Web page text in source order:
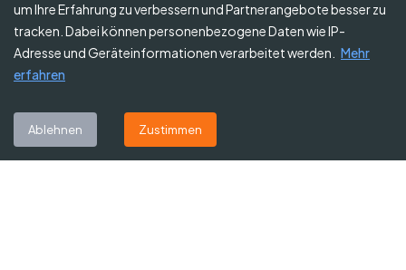
Folgen Sie uns
um Ihre Erfahrung zu verbessern und Partnerangebote besser zu
tracken. Dabei können personenbezogene Daten wie IP-
Adresse und Geräteinformationen verarbeitet werden.
Mehr
erfahren
Ablehnen Zustimmen